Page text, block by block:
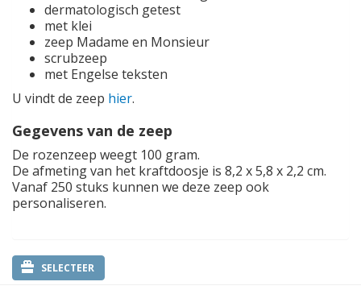
dermatologisch getest
met klei
zeep Madame en Monsieur
scrubzeep
met Engelse teksten
U vindt de zeep hier.
Gegevens van de zeep
De rozenzeep weegt 100 gram.
De afmeting van het kraftdoosje is 8,2 x 5,8 x 2,2 cm.
Vanaf 250 stuks kunnen we deze zeep ook
personaliseren.
SELECTEER